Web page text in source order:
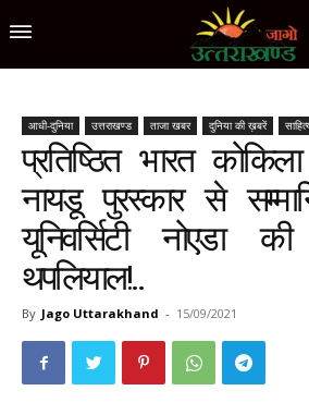
आधी-दुनिया उत्तराखण्ड ताजा खबर दुनिया की ख़बरें
प्रतिष्ठित भारत
नायडू पुरस्कार से
यूनिवर्सिटी नोएडा की
थपलियाल!..
By Jago Uttarakhand - 15/09/2021